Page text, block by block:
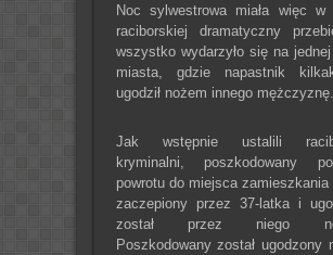
Noc sylwestrowa miała więc w
raciborskiej dramatyczny
wszystko wydarzyło się na
miasta, gdzie napastnik
ugodził nożem innego mężczyznę.
Jak wstępnie ustalili
kryminalni, poszkodowany
powrotu do miejsca zamieszkania
zaczepiony przez 37-latka i
został przez niego
Poszkodowany został ugodzony